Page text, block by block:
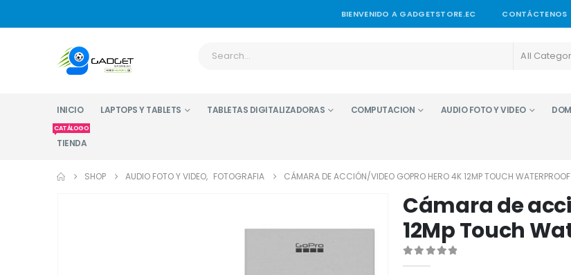
BIENVENIDO A GADGETSTORE.EC CONTÁCTENOS
All
INICIO LAPTOPS Y TABLETS TABLETAS DIGITALIZADORAS COMPUTACION AUDIO FOTO Y VIDEO
TIENDA
CATÁLOGO
SHOP AUDIO FOTO Y VIDEO, FOTOGRAFIA CÁMARA DE ACCIÓN/VIDEO GOPRO HERO 4K 12MP TOUCH WATERPROOF
Cámara de
12Mp Touch
0out of 5